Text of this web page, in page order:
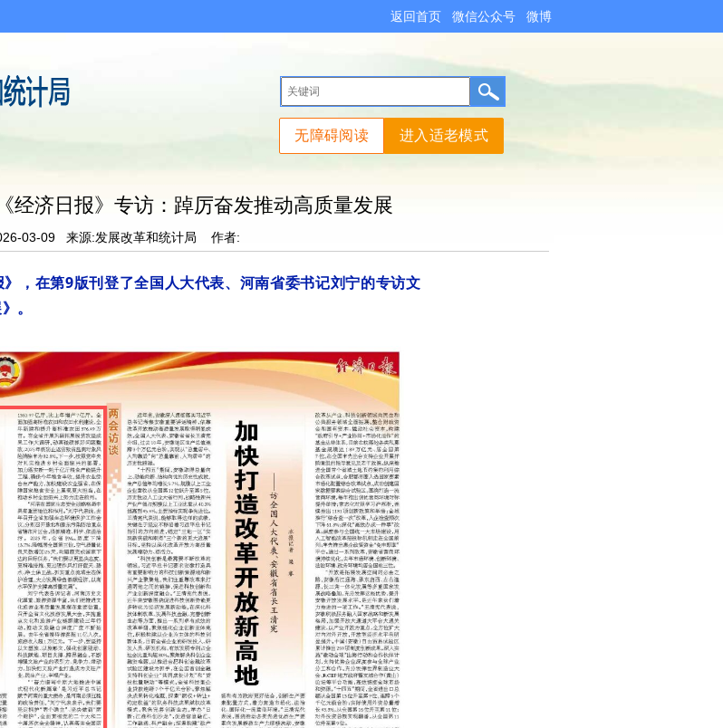
返回首页 微信公众号 微博
经济日报》专访：踔厉奋发推动高质量发展
03-09 来源:发展改革和统计局 作者:
，在第9版刊登了全国人大代表、河南省委书记刘宁的专访文
。
进入适老模式
无障碍阅读